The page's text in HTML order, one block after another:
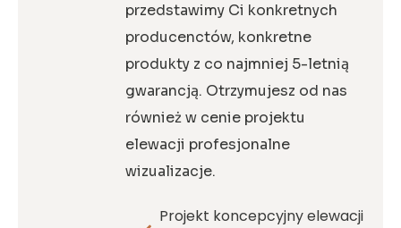
przedstawimy Ci konkretnych
producenctów, konkretne
produkty z co najmniej 5-letnią
gwarancją. Otrzymujesz od nas
również w cenie projektu
elewacji profesjonalne
wizualizacje.
Projekt koncepcyjny elewacji